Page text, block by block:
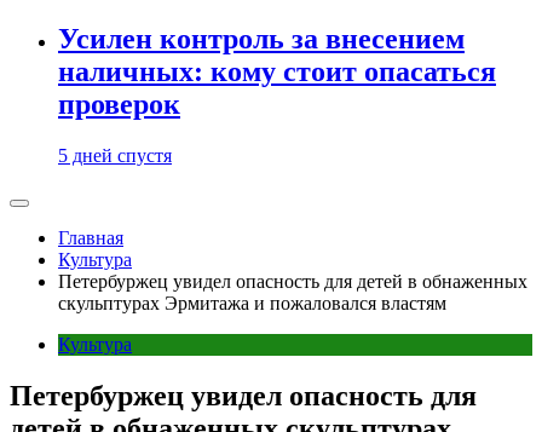
Усилен контроль за внесением
наличных: кому стоит опасаться
проверок
5 дней спустя
Главная
Культура
Петербуржец увидел опасность для детей в обнаженных
скульптурах Эрмитажа и пожаловался властям
Культура
Петербуржец увидел опасность для